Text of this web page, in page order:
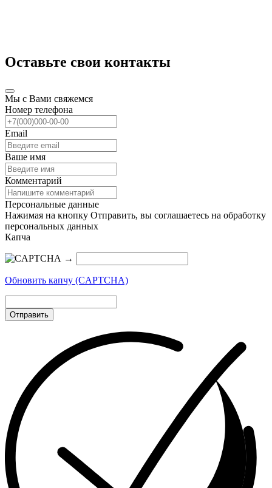
Оставьте свои контакты
Мы с Вами свяжемся
Номер телефона
Email
Ваше имя
Комментарий
Персональные данные
Нажимая на кнопку Отправить, вы соглашаетесь на обработку
персональных данных
Капча
→
Обновить капчу (CAPTCHA)
Отправить